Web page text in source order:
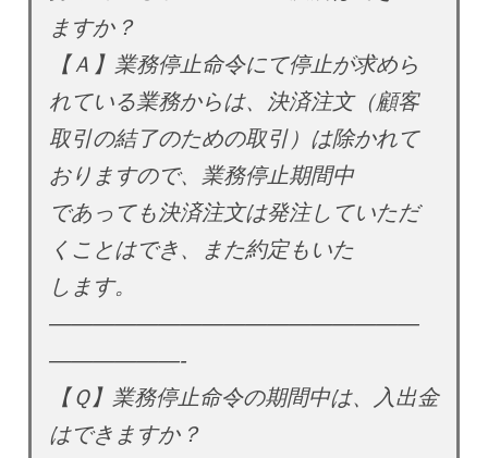
ますか？
【Ａ】業務停止命令にて停止が求めら
れている業務からは、決済注文（顧客
取引の結了のための取引）は除かれて
おりますので、業務停止期間中
であっても決済注文は発注していただ
くことはでき、また約定もいた
します。
—————————————————
——————-
【Ｑ】業務停止命令の期間中は、入出金
はできますか？